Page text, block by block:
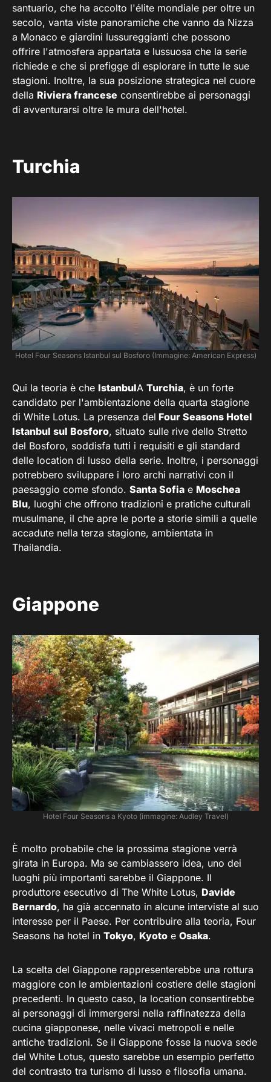
santuario, che ha accolto l'élite mondiale per oltre un
secolo, vanta viste panoramiche che vanno da Nizza
a Monaco e giardini lussureggianti che possono
offrire l'atmosfera appartata e lussuosa che la serie
richiede e che si prefigge di esplorare in tutte le sue
stagioni. Inoltre, la sua posizione strategica nel cuore
della Riviera francese consentirebbe ai personaggi
di avventurarsi oltre le mura dell'hotel.
Turchia
Hotel Four Seasons Istanbul sul Bosforo (Immagine: American Express)
Qui la teoria è che IstanbulA Turchia, è un forte
candidato per l'ambientazione della quarta stagione
di White Lotus. La presenza del Four Seasons Hotel
Istanbul sul Bosforo, situato sulle rive dello Stretto
del Bosforo, soddisfa tutti i requisiti e gli standard
delle location di lusso della serie. Inoltre, i personaggi
potrebbero sviluppare i loro archi narrativi con il
paesaggio come sfondo. Santa Sofia e Moschea
Blu, luoghi che offrono tradizioni e pratiche culturali
musulmane, il che apre le porte a storie simili a quelle
accadute nella terza stagione, ambientata in
Thailandia.
Giappone
Hotel Four Seasons a Kyoto (immagine: Audley Travel)
È molto probabile che la prossima stagione verrà
girata in Europa. Ma se cambiassero idea, uno dei
luoghi più importanti sarebbe il Giappone. Il
produttore esecutivo di The White Lotus, Davide
Bernardo, ha già accennato in alcune interviste al suo
interesse per il Paese. Per contribuire alla teoria, Four
Seasons ha hotel in Tokyo, Kyoto e Osaka.
La scelta del Giappone rappresenterebbe una rottura
maggiore con le ambientazioni costiere delle stagioni
precedenti. In questo caso, la location consentirebbe
ai personaggi di immergersi nella raffinatezza della
cucina giapponese, nelle vivaci metropoli e nelle
antiche tradizioni. Se il Giappone fosse la nuova sede
del White Lotus, questo sarebbe un esempio perfetto
del contrasto tra turismo di lusso e filosofia umana.